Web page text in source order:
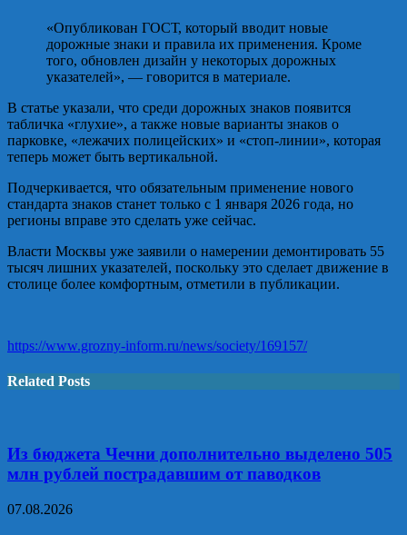
«Опубликован ГОСТ, который вводит новые
дорожные знаки и правила их применения. Кроме
того, обновлен дизайн у некоторых дорожных
указателей», — говорится в материале.
В статье указали, что среди дорожных знаков появится
табличка «глухие», а также новые варианты знаков о
парковке, «лежачих полицейских» и «стоп-линии», которая
теперь может быть вертикальной.
Подчеркивается, что обязательным применение нового
стандарта знаков станет только с 1 января 2026 года, но
регионы вправе это сделать уже сейчас.
Власти Москвы уже заявили о намерении демонтировать 55
тысяч лишних указателей, поскольку это сделает движение в
столице более комфортным, отметили в публикации.
https://www.grozny-inform.ru/news/society/169157/
Related Posts
Из бюджета Чечни дополнительно выделено 505
млн рублей пострадавшим от паводков
07.08.2026